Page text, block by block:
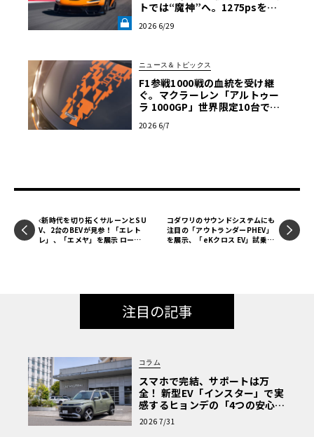
トでは“魔神”へ。1275psを後
《LE VOLANT LAB》
2026 6/29
ニュース＆トピックス
F1参戦1000戦の血統を受け継
ぐ。マクラーレン「アルトゥー
ラ 1000GP」世界限定10台で発
2026 6/7
新時代を切り拓くサルーンとSU
V、2台のBEVが見参！「エレト
レ」、「エメヤ」を展示 ロータ
コダワリのサウンドシステムにも
注目の「アウトランダーPHEV」
を展示、「eKクロス EV」試乗も
注目の記事
コラム
スマホで完結、サポートは万
全！ 新型EV「インスター」で実
感するヒョンデの「4つの安心」
【第1回・ヒョンデ6つの疑問：
Why? Hyundai?】〈PR〉
2026 7/31